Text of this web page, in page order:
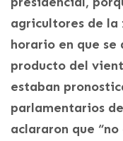
agricultores de la
horario en que se
producto del
estaban
parlamentarios
aclararon que